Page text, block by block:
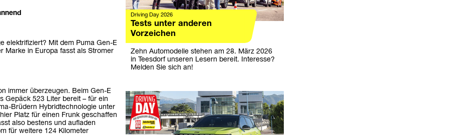
elektrifiziert? Mit dem Puma Gen-E
Marke in Europa fasst als Stromer
immer überzeugen. Beim Gen-E
Gepäck 523 Liter bereit – für ein
Brüdern Hybridtechnologie unter
Platz für einen Frunk geschaffen
also bestens und aufladen
für weitere 124 Kilometer
Driving Day 2026
Tests unter anderen
Vorzeichen
Zehn Automodelle stehen am 28. März 2026
in Teesdorf unseren Lesern bereit. Interesse?
Melden Sie sich an!